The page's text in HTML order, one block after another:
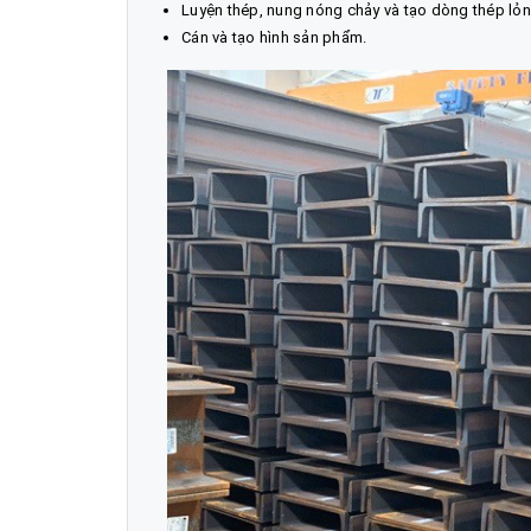
Luyện thép, nung nóng chảy và tạo dòng thép
Cán và tạo hình sản phẩm.